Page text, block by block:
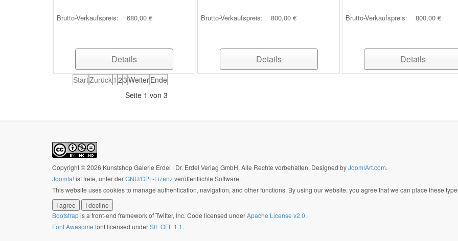
Brutto-Verkaufspreis: 680,00 €
Details
Brutto-Verkaufspreis: 800,00 €
Details
Brutto-Verkaufspreis: 800,00 €
Details
StartZurück1 23WeiterEnde
Seite 1 von 3
Copyright © 2026 Kunstshop Galerie Erdel | Dr. Erdel Verlag GmbH. Alle Rechte vorbehalten. Designed byJoomlArt.com.
Joomla!ist freie, unter derGNU/GPL-Lizenzveröffentlichte Software.
This website uses cookies to manage authentication, navigation, and other functions. By using our website, you agree that we can place these
I agree
I decline
Bootstrapis a front-end framework of Twitter, Inc. Code licensed underApache License v2.0.
Font Awesome font licensed underSIL OFL 1.1.